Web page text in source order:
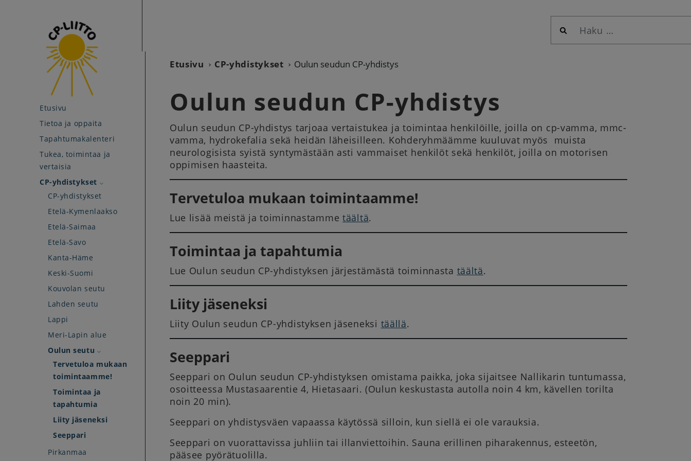
Etusivu
Tietoa ja oppaita
Tapahtumakalenteri
Tukea, toimintaa ja
vertaisia
CP-yhdistykset
CP-yhdistykset
Etelä-Kymenlaakso
Etelä-Saimaa
Etelä-Savo
Kanta-Häme
Keski-Suomi
Kouvolan seutu
Lahden seutu
Lappi
Meri-Lapin alue
Oulun seutu
Tervetuloa mukaan
toimintaamme!
Toimintaa ja
tapahtumia
Liity jäseneksi
Seeppari
Pirkanmaa
Etusivu CP-yhdistykset Oulun seudun CP-yhdistys
Oulun seudun CP-yhdistys
Oulun seudun CP-yhdistys tarjoaa vertaistukea ja toimintaa henkilöille, joilla on cp-vamma, mmc-
vamma, hydrokefalia sekä heidän läheisilleen. Kohderyhmäämme kuuluvat myös muista
neurologisista syistä syntymästään asti vammaiset henkilöt sekä henkilöt, joilla on motorisen
oppimisen haasteita.
Tervetuloa mukaan toimintaamme!
Lue lisää meistä ja toiminnastammetäältä.
Toimintaa ja tapahtumia
Lue Oulun seudun CP-yhdistyksen järjestämästä toiminnasta täältä.
Liity jäseneksi
Liity Oulun seudun CP-yhdistyksen jäseneksi täällä.
Seeppari
Seeppari on Oulun seudun CP-yhdistyksen omistama paikka, joka sijaitsee Nallikarin tuntumassa,
osoitteessa Mustasaarentie 4, Hietasaari. (Oulun keskustasta autolla noin 4 km, kävellen torilta
noin 20 min).
Seeppari on yhdistysväen vapaassa käytössä silloin, kun siellä ei ole varauksia.
Seeppari on vuorattavissa juhliin tai illanviettoihin. Sauna erillinen piharakennus, esteetön,
pääsee pyörätuolilla.